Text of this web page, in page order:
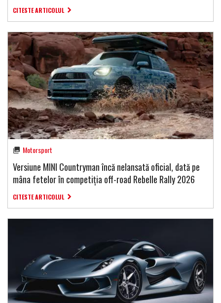
CITESTE ARTICOLUL
Motorsport
Versiune MINI Countryman încă nelansată oficial, dată pe
mâna fetelor în competiția off-road Rebelle Rally 2026
CITESTE ARTICOLUL